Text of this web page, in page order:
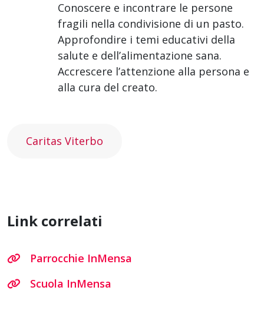
Conoscere e incontrare le persone
fragili nella condivisione di un pasto.
Approfondire i temi educativi della
salute e dell’alimentazione sana.
Accrescere l’attenzione alla persona e
alla cura del creato.
Caritas Viterbo
Link correlati
Parrocchie InMensa
Scuola InMensa